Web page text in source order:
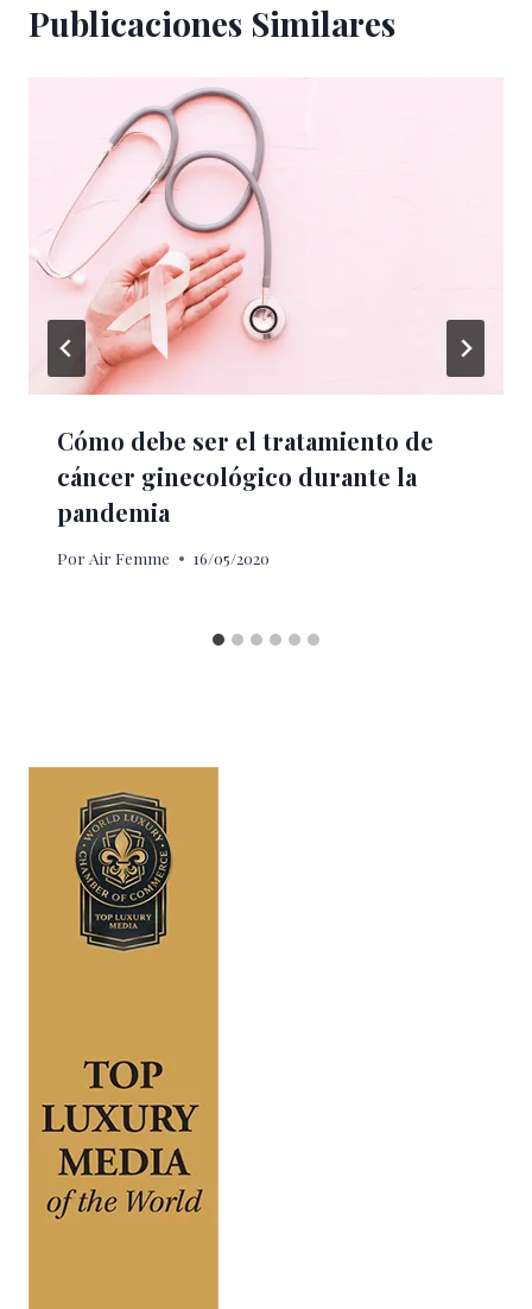
Publicaciones Similares
Cómo debe ser el tratamiento de
cáncer ginecológico durante la
pandemia
Por Air Femme 16/05/2020